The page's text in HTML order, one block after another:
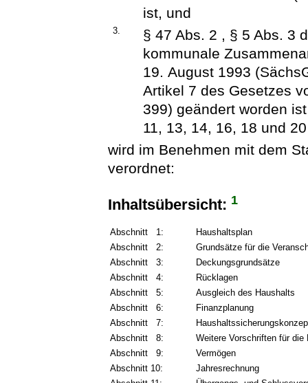
ist, und
3.
§ 47 Abs. 2 , § 5 Abs. 3
kommunale
19. August 1993
Artikel 7 des Gesetzes
399) geändert worden
11, 13, 14, 16, 18 und
wird im Benehmen mit dem
verordnet:
Inhaltsübersicht: 1
Abschnitt 1:
Haushaltsplan
Abschnitt 2:
Grundsätze für die
Abschnitt 3:
Deckungsgrundsätze
Abschnitt 4:
Rücklagen
Abschnitt 5:
Ausgleich des Haushalts
Abschnitt 6:
Finanzplanung
Abschnitt 7:
Abschnitt 8:
Weitere Vorschriften für
Abschnitt 9:
Vermögen
Abschnitt 10:
Jahresrechnung